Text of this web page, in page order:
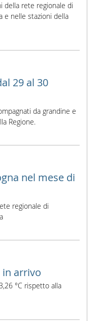
della rete regionale di
e nelle stazioni della
29 al 30
da grandine e
Regione.
nel mese di
regionale di
in arrivo
°C rispetto alla